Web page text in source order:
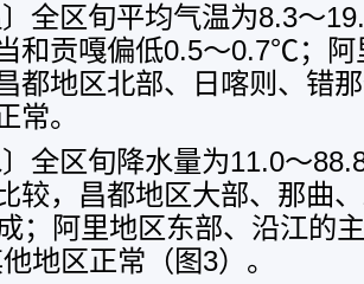
〕全区旬平均气温为8.3～
和贡嘎偏低0.5～0.7℃；
都地区北部、日喀则、错
常。
〕全区旬降水量为11.0～
较，昌都地区大部、那曲
；阿里地区东部、沿江的
地区正常（图3）。